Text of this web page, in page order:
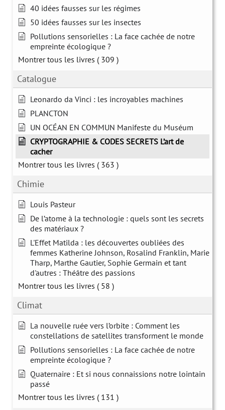
40 idées fausses sur les régimes
50 idées fausses sur les insectes
Pollutions sensorielles : La face cachée de notre
empreinte écologique ?
Montrer tous les livres ( 309 )
Catalogue
Leonardo da Vinci : les incroyables machines
PLANCTON
UN OCÉAN EN COMMUN Manifeste du Muséum
CRYPTOGRAPHIE & CODES SECRETS L’art de
cacher
Montrer tous les livres ( 363 )
Chimie
Louis Pasteur
De l’atome à la technologie : quels sont les secrets
des matériaux ?
L'Effet Matilda : les découvertes oubliées des
femmes Katherine Johnson, Rosalind Franklin, Marie
Tharp, Marthe Gautier, Sophie Germain et tant
d'autres : Théâtre des passions
Montrer tous les livres ( 58 )
Climat
La nouvelle ruée vers l’orbite : Comment les
constellations de satellites transforment le monde
Pollutions sensorielles : La face cachée de notre
empreinte écologique ?
Quaternaire : Et si nous connaissions notre lointain
passé
Montrer tous les livres ( 131 )